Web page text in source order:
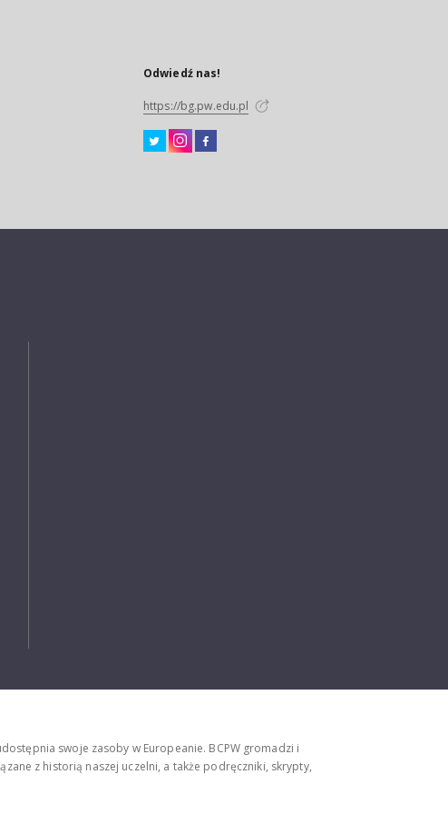
Odwiedź nas!
https://bg.pw.edu.pl
swoje zasoby w Europeanie. BCPW gromadzi i
z historią naszej uczelni, a także podręczniki, skrypty,